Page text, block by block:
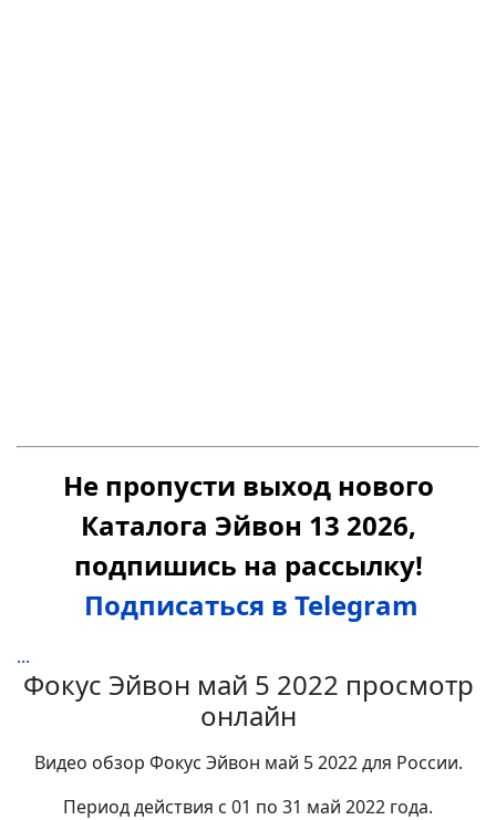
Не пропусти выход нового
Каталога Эйвон 13 2026,
подпишись на рассылку!
Подписаться в Telegram
...
Фокус Эйвон май 5 2022 просмотр
онлайн
Видео обзор Фокус Эйвон май 5 2022 для России.
Период действия с 01 по 31 май 2022 года.